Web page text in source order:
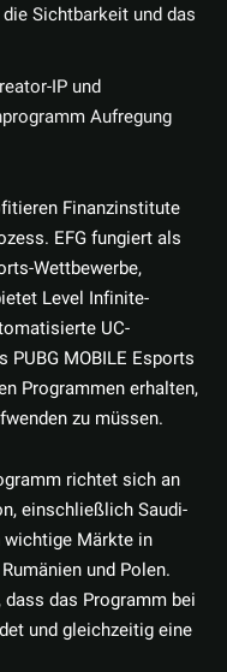
Sichtbarkeit und das
IP und
Aufregung
Finanzinstitute
EFG fungiert als
Wettbewerbe,
Level Infinite-
UC-
MOBILE Esports
Programmen erhalten,
zu müssen.
richtet sich an
einschließlich Saudi-
wichtige Märkte in
und Polen.
das Programm bei
und gleichzeitig eine